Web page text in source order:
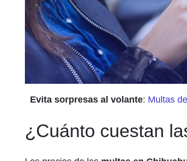
Evita sorpresas al volante: Multas
¿Cuánto cuestan